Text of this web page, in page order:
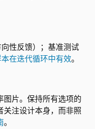
性反馈）；基准测试
在迭代循环中有效。
图片。保持所有选项的
关注设计本身，而非照
。